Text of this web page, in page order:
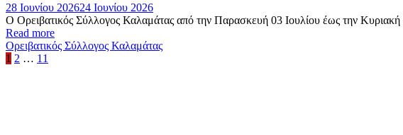
28 Ιουνίου 202624 Ιουνίου 2026
Ο Ορειβατικός Σύλλογος Καλαμάτας από την Παρασκευή 03 Ιουλίου έως την Κυριακή
Read more
Ορειβατικός Σύλλογος Καλαμάτας
Σελιδοποίηση
1 2 … 11